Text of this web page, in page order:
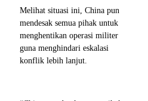
Melihat situasi ini, China pun
mendesak semua pihak untuk
menghentikan operasi militer
guna menghindari eskalasi
konflik lebih lanjut.